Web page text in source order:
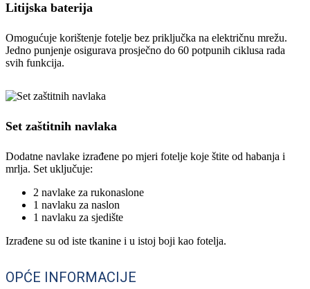
Litijska baterija
Omogućuje korištenje fotelje bez priključka na električnu mrežu.
Jedno punjenje osigurava prosječno do 60 potpunih ciklusa rada
svih funkcija.
Set zaštitnih navlaka
Dodatne navlake izrađene po mjeri fotelje koje štite od habanja i
mrlja. Set uključuje:
2 navlake za rukonaslone
1 navlaku za naslon
1 navlaku za sjedište
Izrađene su od iste tkanine i u istoj boji kao fotelja.
OPĆE INFORMACIJE